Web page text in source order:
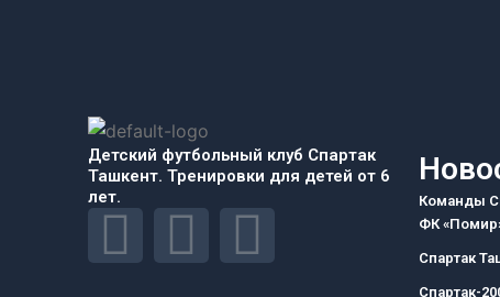
Детский футбольный клуб Спартак
Ташкент. Тренировки для детей от 6
лет.
F
I
T
Команды
ФК
Спартак
Спартак-